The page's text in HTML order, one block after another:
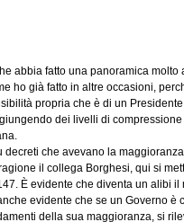
abbia fatto una panoramica molto
ho già fatto in altre occasioni,
propria che è di un
dei livelli di
che avevano la
il collega Borghesi, qui si
È evidente che diventa un alibi il
evidente che se un Governo è
della sua maggioranza, si